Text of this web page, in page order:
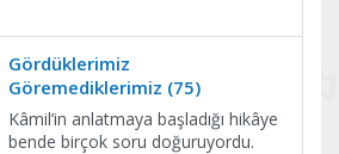
Gördüklerimiz
Göremediklerimiz (75)
Kâmil’in anlatmaya başladığı hikâye
bende birçok soru doğuruyordu.